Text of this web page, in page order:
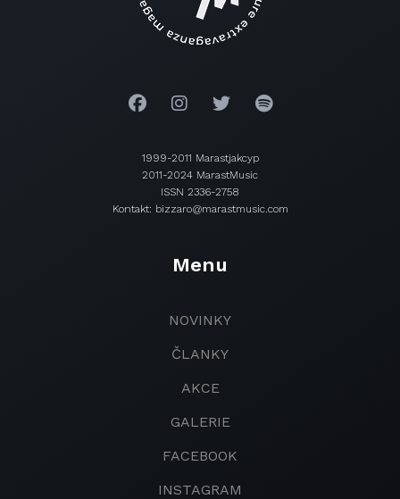
1999-2011 Marastjakcyp
2011-2024 MarastMusic
ISSN 2336-2758
Kontakt: bizzaro@marastmusic.com
Menu
NOVINKY
ČLANKY
AKCE
GALERIE
FACEBOOK
INSTAGRAM